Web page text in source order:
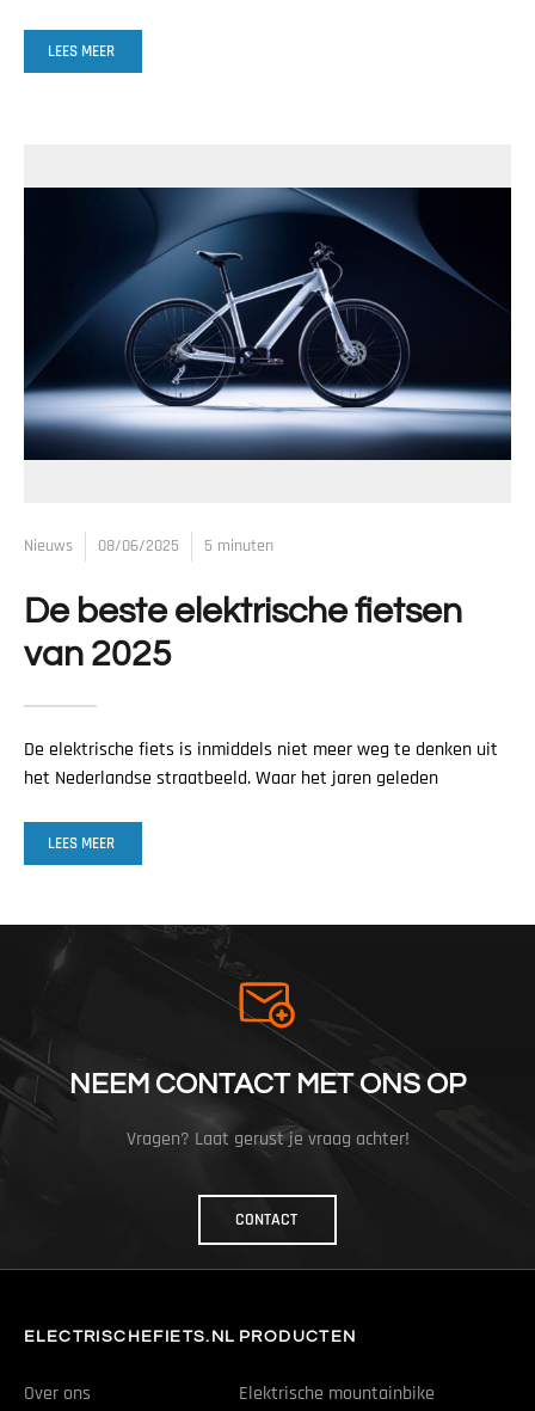
LEES MEER
Nieuws 08/06/2025 5 minuten
De beste elektrische fietsen
van 2025
De elektrische fiets is inmiddels niet meer weg te denken uit
het Nederlandse straatbeeld. Waar het jaren geleden
LEES MEER
NEEM CONTACT MET ONS OP
Vragen? Laat gerust je vraag achter!
CONTACT
ELECTRISCHEFIETS.NL
Over ons
PRODUCTEN
Elektrische mountainbike